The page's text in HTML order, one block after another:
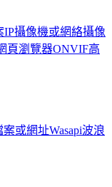
IP攝像機或網絡攝像
頁瀏覽器ONVIF高
案或網址Wasapi波浪